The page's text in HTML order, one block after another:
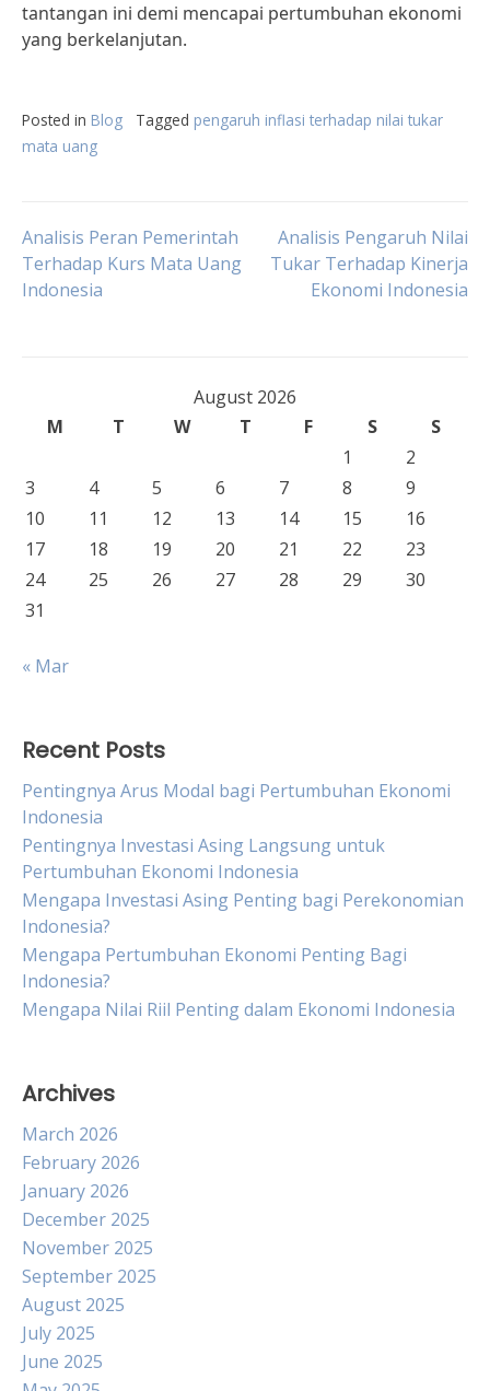
tantangan ini demi mencapai pertumbuhan ekonomi
yang berkelanjutan.
Posted in Blog Tagged pengaruh inflasi terhadap nilai tukar
mata uang
Post
navigation
Analisis Peran Pemerintah
Terhadap Kurs Mata Uang
Indonesia
Analisis Pengaruh Nilai
Tukar Terhadap Kinerja
Ekonomi Indonesia
August 2026
M
T W T F S
S
1
2
3
4 5 6 7 8
9
10
11 12 13 14 15
16
17
18 19 20 21 22
23
24
25 26 27 28 29
30
31
« Mar
Recent Posts
Pentingnya Arus Modal bagi Pertumbuhan Ekonomi
Indonesia
Pentingnya Investasi Asing Langsung untuk
Pertumbuhan Ekonomi Indonesia
Mengapa Investasi Asing Penting bagi Perekonomian
Indonesia?
Mengapa Pertumbuhan Ekonomi Penting Bagi
Indonesia?
Mengapa Nilai Riil Penting dalam Ekonomi Indonesia
Archives
March 2026
February 2026
January 2026
December 2025
November 2025
September 2025
August 2025
July 2025
June 2025